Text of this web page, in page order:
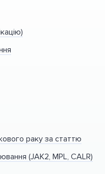
раку за статтю
(JAK2, MPL, CALR)